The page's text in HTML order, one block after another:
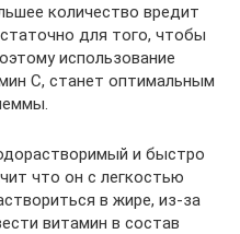
количество вредит
для того, чтобы
использование
С, станет оптимальным
и быстро
что он с легкостью
в жире, из-за
витамин в состав